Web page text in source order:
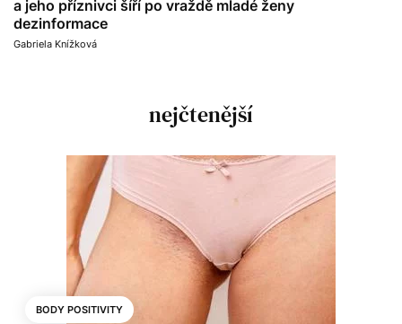
a jeho příznivci šíří po vraždě mladé ženy
dezinformace
Gabriela Knížková
nejčtenější
BODY POSITIVITY